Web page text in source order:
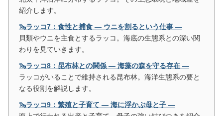
紹介します。
🦦ラッコ7：食性と捕食 ― ウニを割るという仕事 ―
貝類やウニを主食とするラッコ。海底の生態系との深い関
わりを見ていきます。
🦦ラッコ8：昆布林との関係 ― 海藻の森を守る存在 ―
ラッコがいることで維持される昆布林。海洋生態系の要と
なる役割を解説します。
🦦ラッコ9：繁殖と子育て ― 海に浮かぶ母と子 ―